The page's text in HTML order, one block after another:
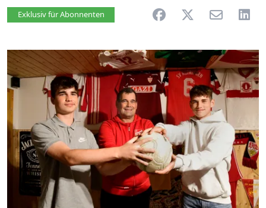
Artikel vorlesen
Exklusiv für Abonnenten